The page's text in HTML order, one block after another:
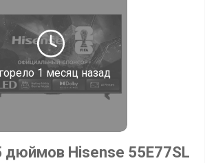
1 месяц назад
дюймов Hisense 55E77SL